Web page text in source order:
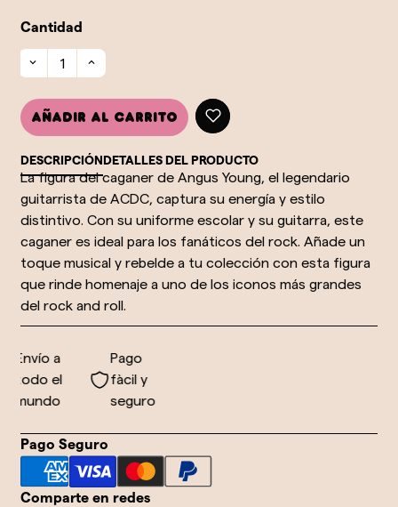
Cantidad
Añadir al carrito
DESCRIPCIÓNDETALLES DEL PRODUCTO
La figura del caganer de Angus Young, el legendario
guitarrista de ACDC, captura su energía y estilo
distintivo. Con su uniforme escolar y su guitarra, este
caganer es ideal para los fanáticos del rock. Añade un
toque musical y rebelde a tu colección con esta figura
que rinde homenaje a uno de los iconos más grandes
del rock and roll.
Envío a
todo el
mundo
Pago
fàcil y
seguro
Pago Seguro
Comparte en redes